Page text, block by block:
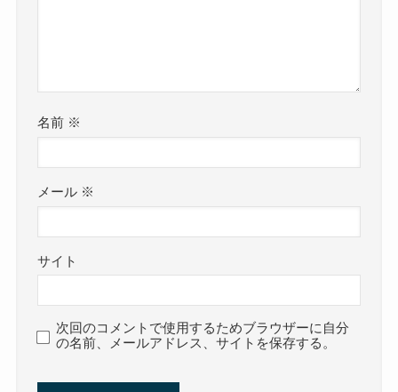
名前 ※
メール ※
サイト
次回のコメントで使用するためブラウザーに自分
の名前、メールアドレス、サイトを保存する。